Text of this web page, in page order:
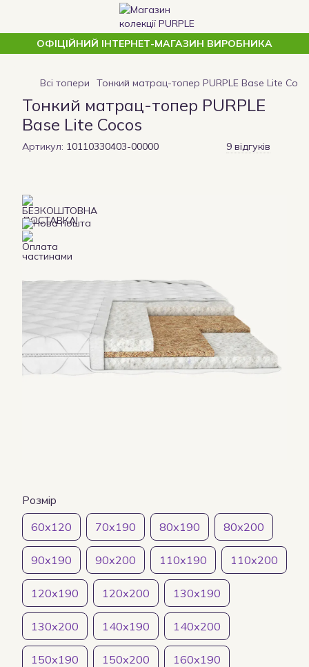
ОФІЦІЙНИЙ ІНТЕРНЕТ-МАГАЗИН ВИРОБНИКА
Всі топери Тонкий матрац-топер PURPLE Base Lite
Тонкий матрац-топер PURPLE
Base Lite Cocos
Артикул: 10110330403-00000 9 відгуків
Розмір
60х120 70х190 80х190 80х200
90х190 90х200 110х190 110х200
120х190 120х200 130х190
130х200 140х190 140х200
150х190 150х200 160х190